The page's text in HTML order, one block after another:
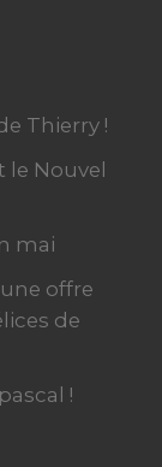
Thierry !
le Nouvel
mai
offre
de
!